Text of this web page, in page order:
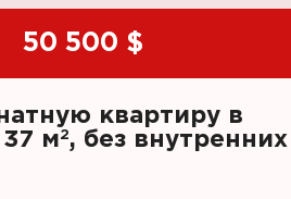
50 500 $
квартиру в
37 м2, без внутренних